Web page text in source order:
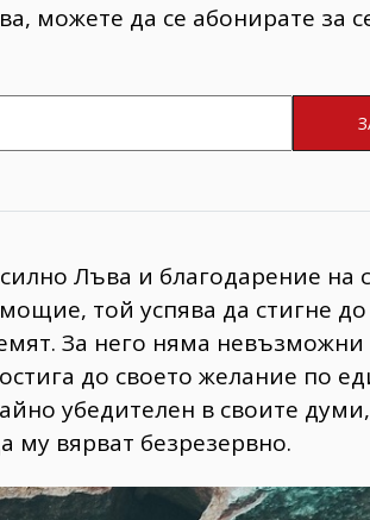
можете да се абонирате за
Лъва и благодарение на
той успява да стигне
За него няма
до своето желание по
убедителен в своите думи,
му вярват безрезервно.